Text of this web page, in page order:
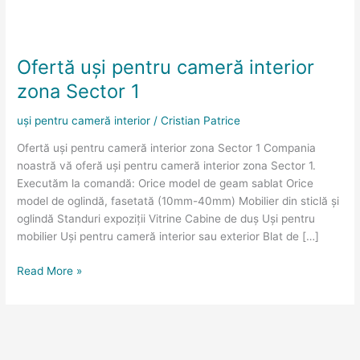
Ofertă uși pentru cameră interior
zona Sector 1
uși pentru cameră interior /Cristian Patrice
Ofertă uși pentru cameră interior zona Sector 1 Compania
noastră vă oferă uși pentru cameră interior zona Sector 1.
Executăm la comandă: Orice model de geam sablat Orice
model de oglindă, fasetată (10mm-40mm) Mobilier din sticlă și
oglindă Standuri expoziții Vitrine Cabine de duș Uși pentru
mobilier Uși pentru cameră interior sau exterior Blat de […]
pentru
interior
zona
1
Read More »